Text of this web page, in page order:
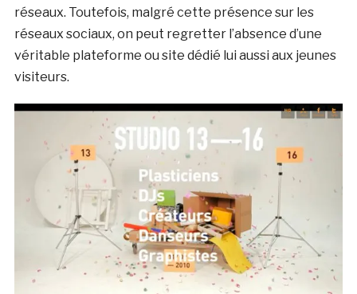
réseaux. Toutefois, malgré cette présence sur les
réseaux sociaux, on peut regretter l’absence d’une
véritable plateforme ou site dédié lui aussi aux jeunes
visiteurs.